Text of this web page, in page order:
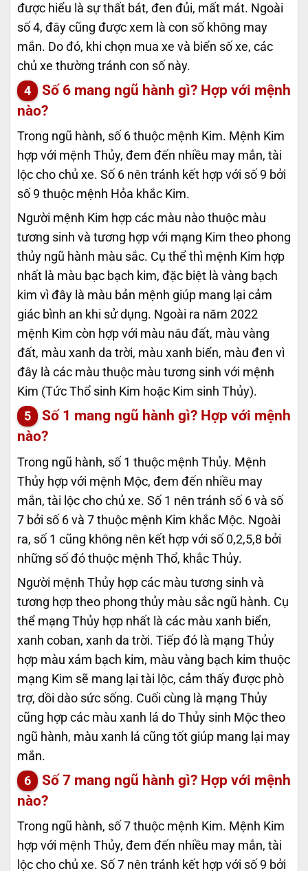
được hiểu là sự thất bát, đen đủi, mất mát. Ngoài
số 4, đây cũng được xem là con số không may
mắn. Do đó, khi chọn mua xe và biển số xe, các
chủ xe thường tránh con số này.
Số 6 mang ngũ hành gì? Hợp với mệnh
nào?
Trong ngũ hành, số 6 thuộc mệnh Kim. Mệnh Kim
hợp với mệnh Thủy, đem đến nhiều may mắn, tài
lộc cho chủ xe. Số 6 nên tránh kết hợp với số 9 bởi
số 9 thuộc mệnh Hỏa khắc Kim.
Người mệnh Kim hợp các màu nào thuộc màu
tương sinh và tương hợp với mạng Kim theo phong
thủy ngũ hành màu sắc. Cụ thể thì mệnh Kim hợp
nhất là màu bạc bạch kim, đặc biệt là vàng bạch
kim vì đây là màu bản mệnh giúp mang lại cảm
giác bình an khi sử dụng. Ngoài ra năm 2022
mệnh Kim còn hợp với màu nâu đất, màu vàng
đất, màu xanh da trời, màu xanh biển, màu đen vì
đây là các màu thuộc màu tương sinh với mệnh
Kim (Tức Thổ sinh Kim hoặc Kim sinh Thủy).
Số 1 mang ngũ hành gì? Hợp với mệnh
nào?
Trong ngũ hành, số 1 thuộc mệnh Thủy. Mệnh
Thủy hợp với mệnh Mộc, đem đến nhiều may
mắn, tài lộc cho chủ xe. Số 1 nên tránh số 6 và số
7 bởi số 6 và 7 thuộc mệnh Kim khắc Mộc. Ngoài
ra, số 1 cũng không nên kết hợp với số 0,2,5,8 bởi
những số đó thuộc mệnh Thổ, khắc Thủy.
Người mệnh Thủy hợp các màu tương sinh và
tương hợp theo phong thủy màu sắc ngũ hành. Cụ
thể mạng Thủy hợp nhất là các màu xanh biển,
xanh coban, xanh da trời. Tiếp đó là mạng Thủy
hợp màu xám bạch kim, màu vàng bạch kim thuộc
mạng Kim sẽ mang lại tài lộc, cảm thấy được phò
trợ, dồi dào sức sống. Cuối cùng là mạng Thủy
cũng hợp các màu xanh lá do Thủy sinh Mộc theo
ngũ hành, màu xanh lá cũng tốt giúp mang lại may
mắn.
Số 7 mang ngũ hành gì? Hợp với mệnh
nào?
Trong ngũ hành, số 7 thuộc mệnh Kim. Mệnh Kim
hợp với mệnh Thủy, đem đến nhiều may mắn, tài
lộc cho chủ xe. Số 7 nên tránh kết hợp với số 9 bởi